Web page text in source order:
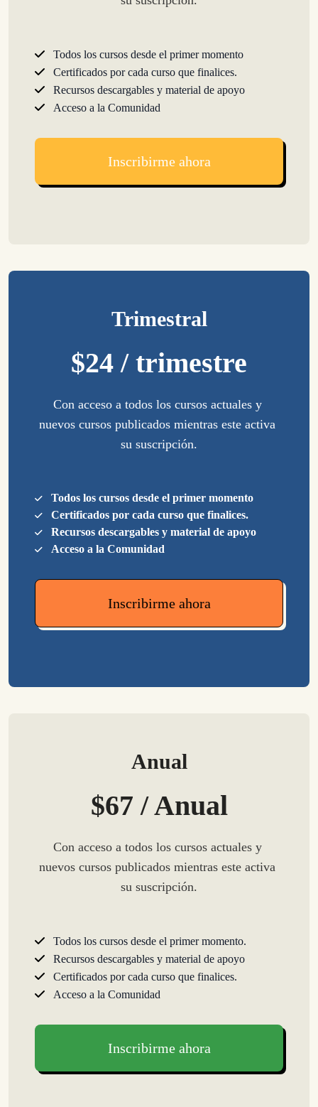
Todos los cursos desde el primer momento
Certificados por cada curso que finalices.
Recursos descargables y material de apoyo
Acceso a la Comunidad
Inscribirme ahora
Trimestral
$24 / trimestre
Con acceso a todos los cursos actuales y
nuevos cursos publicados mientras este activa
su suscripción.
Todos los cursos desde el primer momento
Certificados por cada curso que finalices.
Recursos descargables y material de apoyo
Acceso a la Comunidad
Inscribirme ahora
Anual
$67 / Anual
Con acceso a todos los cursos actuales y
nuevos cursos publicados mientras este activa
su suscripción.
Todos los cursos desde el primer momento.
Recursos descargables y material de apoyo
Certificados por cada curso que finalices.
Acceso a la Comunidad
Inscribirme ahora